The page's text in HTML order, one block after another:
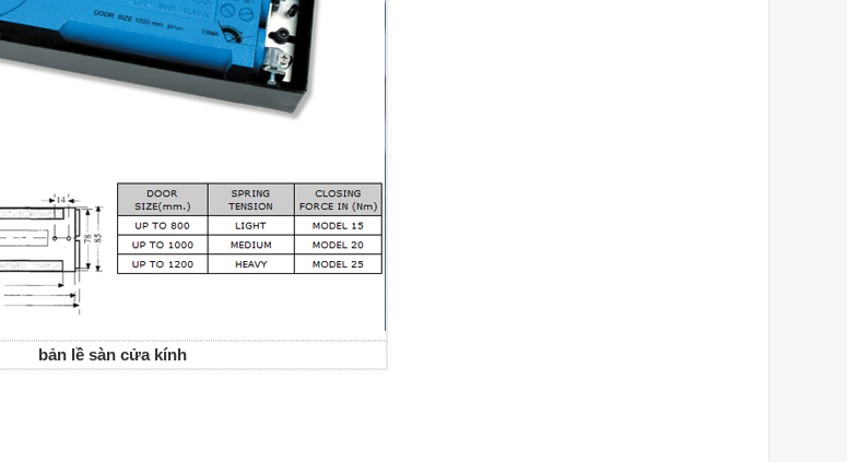
bản lề sàn cửa kính